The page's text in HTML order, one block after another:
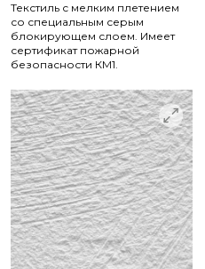
Текстиль с мелким плетением
со специальным серым
блокирующем слоем. Имеет
сертификат пожарной
безопасности КМ1.